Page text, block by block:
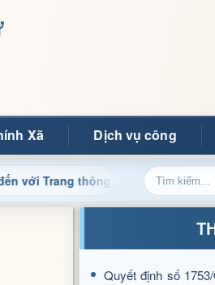
Xã Dịch vụ công
thông tin điện tử xã Mường Ảng
Quyết định số